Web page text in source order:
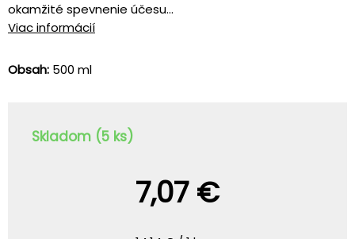
okamžité spevnenie účesu...
Viac informácií
Obsah: 500 ml
Skladom (5 ks)
7,07 €